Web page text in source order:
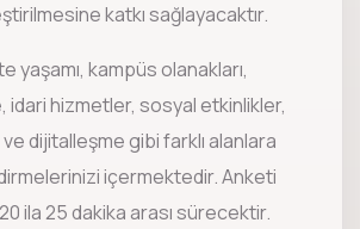
katkı sağlayacaktır.
yaşamı, kampüs olanakları,
idari hizmetler, sosyal etkinlikler,
ve dijitalleşme gibi farklı alanlara
içermektedir. Anketi
ila 25 dakika arası sürecektir.